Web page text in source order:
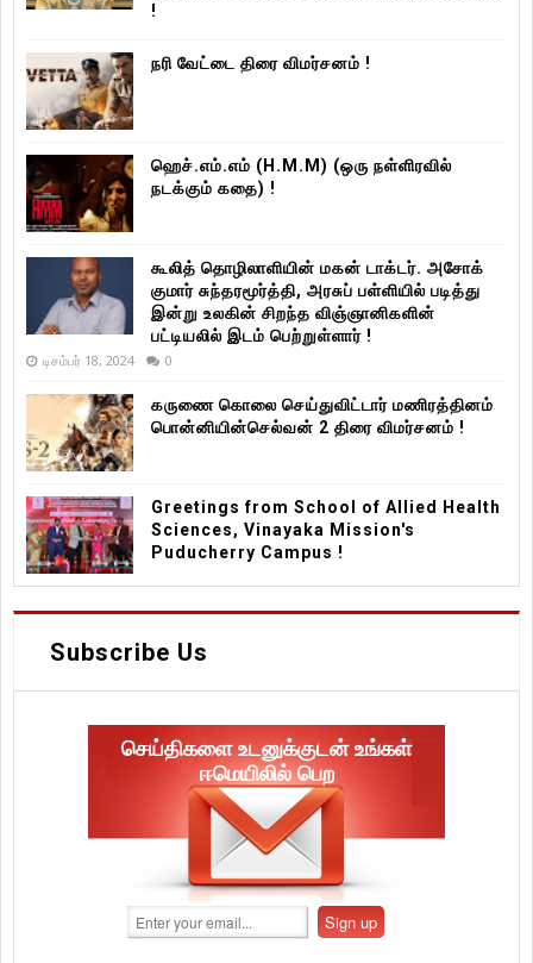
!
நரி வேட்டை திரை விமர்சனம் !
ஹெச்.எம்.எம் (H.M.M) (ஒரு நள்ளிரவில்
நடக்கும் கதை) !
கூலித் தொழிலாளியின் மகன் டாக்டர். அசோக்
குமார் சுந்தரமூர்த்தி, அரசுப் பள்ளியில் படித்து
இன்று உலகின் சிறந்த விஞ்ஞானிகளின்
பட்டியலில் இடம் பெற்றுள்ளார் !
டிசம்பர் 18, 2024 0
கருணை கொலை செய்துவிட்டார் மணிரத்தினம்
பொன்னியின்செல்வன் 2 திரை விமர்சனம் !
Greetings from School of Allied Health
Sciences, Vinayaka Mission's
Puducherry Campus !
Subscribe Us
செய்திகளை உடனுக்குடன் உங்கள்
ஈமெயிலில் பெற